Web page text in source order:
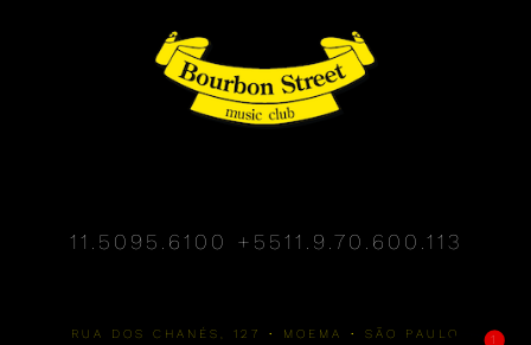
11.5095.6100 +5511.9.70.600.113
RUA DOS CHANÉS, 127 • MOEMA • SÃO PAULO 1